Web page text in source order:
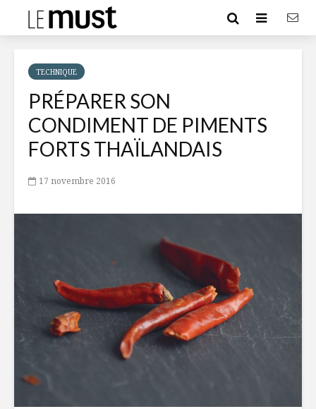
TECHNIQUE
PRÉPARER SON
CONDIMENT DE PIMENTS
FORTS THAÏLANDAIS
17 novembre 2016
Comment cuisiner